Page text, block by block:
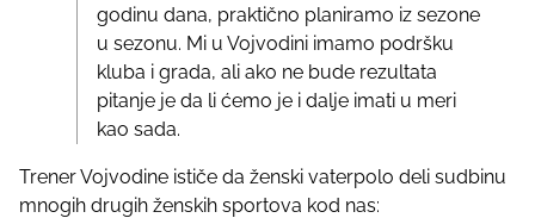
godinu dana, praktično planiramo iz sezone
u sezonu. Mi u Vojvodini imamo podršku
kluba i grada, ali ako ne bude rezultata
pitanje je da li ćemo je i dalje imati u meri
kao sada.
Trener Vojvodine ističe da ženski vaterpolo deli sudbinu
mnogih drugih ženskih sportova kod nas: